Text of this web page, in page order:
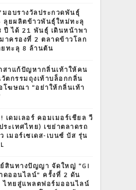
มอบรางวัลประกวดพันธุ์
ลุยผลิตข้าวพันธุ์ใหม่ทะลุ
ปี ได้ 21 พันธุ์ เดินหน้าพา
าครองที่ 2 ตลาดข้าวโลก
ทะลุ 8 ล้านตัน
สาแก้ปัญหากลิ่นเท้าให้คน
ตกรรมถุงเท้าบล็อกกลิ่น
โฆษณา “อย่าให้กลิ่นเท้า
เดมเลอร์ คอมเมอร์เชียล วี
ระเทศไทย) เขย่าตลาดรถ
เมอร์เซเดส-เบนซ์ บัส รุ่น
สินทางปัญญา จัดใหญ่ “GI
ดออนไลน์” ครั้งที่ 2 ดัน
ไทยสู่แพลตฟอร์มออนไลน์